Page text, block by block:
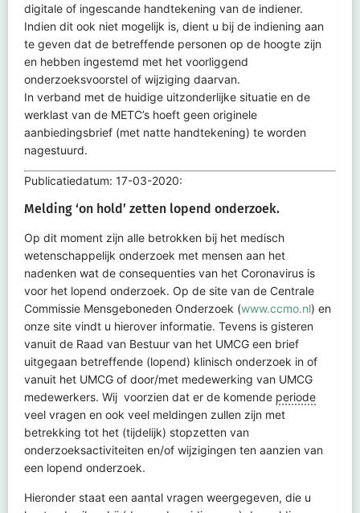
digitale of ingescande handtekening van de indiener.
Indien dit ook niet mogelijk is, dient u bij de indiening aan
te geven dat de betreffende personen op de hoogte zijn
en hebben ingestemd met het voorliggend
onderzoeksvoorstel of wijziging daarvan.
In verband met de huidige uitzonderlijke situatie en de
werklast van de METC’s hoeft geen originele
aanbiedingsbrief (met natte handtekening) te worden
nagestuurd.
Publicatiedatum: 17-03-2020:
Melding ‘on hold’ zetten lopend onderzoek.
Op dit moment zijn alle betrokken bij het medisch
wetenschappelijk onderzoek met mensen aan het
nadenken wat de consequenties van het Coronavirus is
voor het lopend onderzoek. Op de site van de Centrale
Commissie Mensgeboneden Onderzoek (www.ccmo.nl) en
onze site vindt u hierover informatie. Tevens is gisteren
vanuit de Raad van Bestuur van het UMCG een brief
uitgegaan betreffende (lopend) klinisch onderzoek in of
vanuit het UMCG of door/met medewerking van UMCG
medewerkers. Wij voorzien dat er de komende periode
veel vragen en ook veel meldingen zullen zijn met
betrekking tot het (tijdelijk) stopzetten van
onderzoeksactiviteiten en/of wijzigingen ten aanzien van
een lopend onderzoek.
Hieronder staat een aantal vragen weergegeven, die u